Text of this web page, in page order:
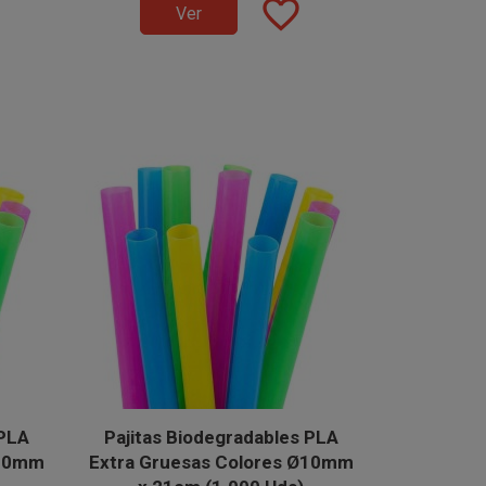
Ver favorite_border
Pajitas Biodegradables PLA
Extra Gruesas Colores Ø10mm